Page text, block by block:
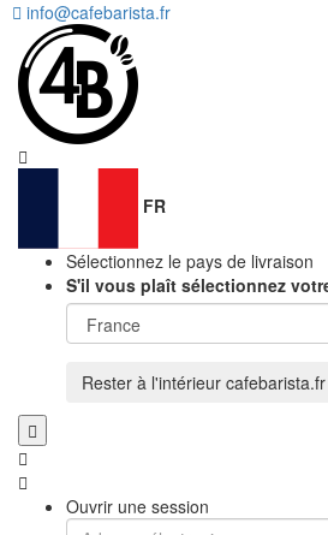
info@cafebarista.fr
FR
Sélectionnez le pays de livraison
S'il vous plaît sélectionnez
Rester à l'intérieur cafebarista.fr
Ouvrir une session